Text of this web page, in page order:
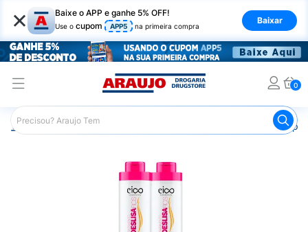
× Baixe o APP e ganhe 5% OFF!
Use o cupom APP5 na primeira compra
Baixar
0
Araujo Cabelo